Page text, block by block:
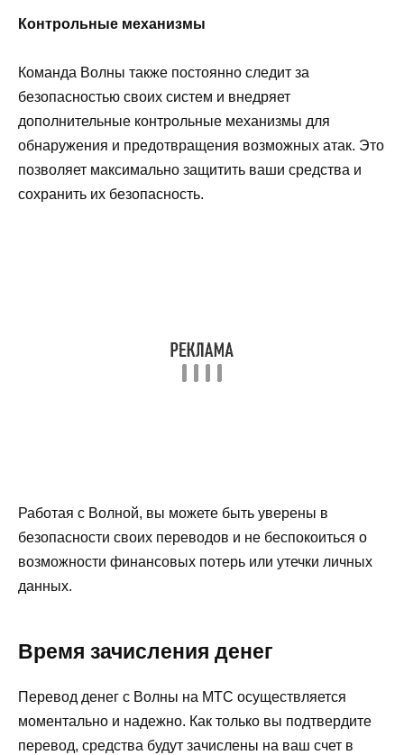
Контрольные механизмы
Команда Волны также постоянно следит за
безопасностью своих систем и внедряет
дополнительные контрольные механизмы для
обнаружения и предотвращения возможных атак. Это
позволяет максимально защитить ваши средства и
сохранить их безопасность.
Работая с Волной, вы можете быть уверены в
безопасности своих переводов и не беспокоиться о
возможности финансовых потерь или утечки личных
данных.
Время зачисления денег
Перевод денег с Волны на МТС осуществляется
моментально и надежно. Как только вы подтвердите
перевод, средства будут зачислены на ваш счет в